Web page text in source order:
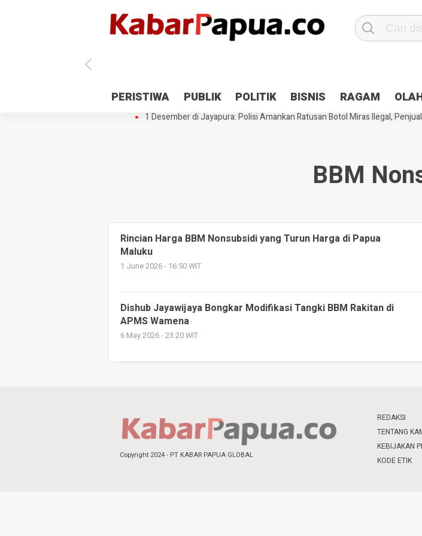
PERISTIWA PUBLIK POLITIK BISNIS RAGAM
Antisipasi 1 Desember, TNI Polri Patroli 2×24 jam di Kota Jayapura
Gedung Perpustakaan SMPN 5 Sentani Terbakar
Hibah Pilkada
1 Desember di Jayapura: Polisi Amankan Ratusan Botol Miras Ilegal,
BBM
Rincian Harga BBM Nonsubsidi yang Turun Harga di Papua
Maluku
1 June 2026 - 16:50 WIT
Dishub Jayawijaya Bongkar Modifikasi Tangki BBM Rakitan di
APMS Wamena
6 May 2026 - 23:20 WIT
Copyright 2024 - PT KABAR PAPUA GLOBAL
REDAKSI
TENTANG
KEBIJAKAN
KODE ETIK